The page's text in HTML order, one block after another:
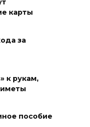
и
карты
за
к рукам,
пособие